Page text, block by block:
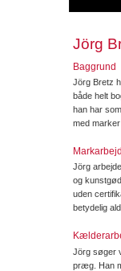
Jörg
Baggrund
Jörg Bretz
både helt
han har
med marker
Jörg
og
uden
betydelig
Jörg søger
præg. Han